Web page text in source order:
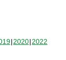
2020 2022